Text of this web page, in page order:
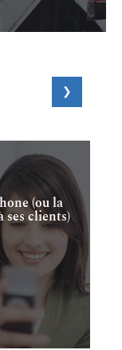
(ou la
ses clients)